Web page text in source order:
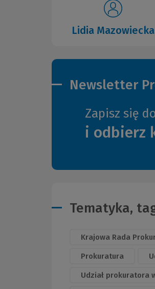
Lidia Mazowiecka
Newsletter
Zapisz się
i odbierz
Tematyka,
Krajowa Rada
Prokuratura
Udział prokuratora